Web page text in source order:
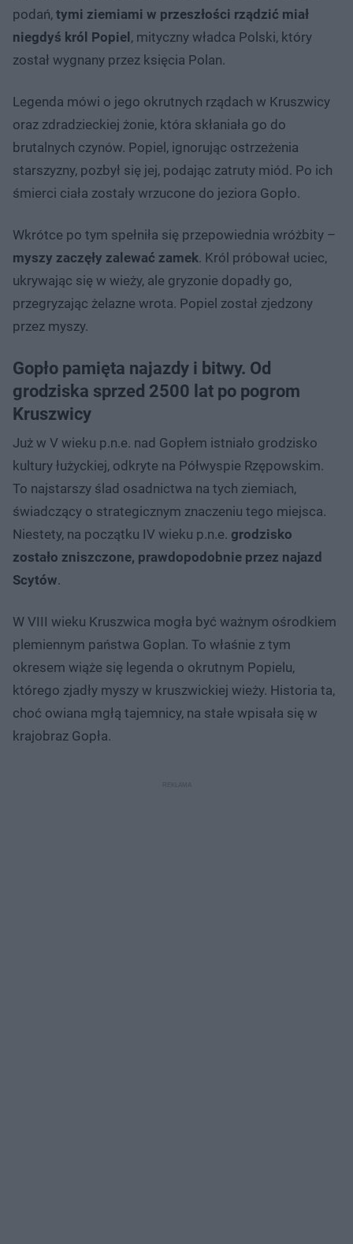
podań, tymi ziemiami w przeszłości rządzić miał
niegdyś król Popiel, mityczny władca Polski, który
został wygnany przez księcia Polan.
Legenda mówi o jego okrutnych rządach w Kruszwicy
oraz zdradzieckiej żonie, która skłaniała go do
brutalnych czynów. Popiel, ignorując ostrzeżenia
starszyzny, pozbył się jej, podając zatruty miód. Po ich
śmierci ciała zostały wrzucone do jeziora Gopło.
Wkrótce po tym spełniła się przepowiednia wróżbity –
myszy zaczęły zalewać zamek. Król próbował uciec,
ukrywając się w wieży, ale gryzonie dopadły go,
przegryzając żelazne wrota. Popiel został zjedzony
przez myszy.
Gopło pamięta najazdy i bitwy. Od
grodziska sprzed 2500 lat po pogrom
Kruszwicy
Już w V wieku p.n.e. nad Gopłem istniało grodzisko
kultury łużyckiej, odkryte na Półwyspie Rzępowskim.
To najstarszy ślad osadnictwa na tych ziemiach,
świadczący o strategicznym znaczeniu tego miejsca.
Niestety, na początku IV wieku p.n.e. grodzisko
zostało zniszczone, prawdopodobnie przez najazd
Scytów.
W VIII wieku Kruszwica mogła być ważnym ośrodkiem
plemiennym państwa Goplan. To właśnie z tym
okresem wiąże się legenda o okrutnym Popielu,
którego zjadły myszy w kruszwickiej wieży. Historia ta,
choć owiana mgłą tajemnicy, na stałe wpisała się w
krajobraz Gopła.